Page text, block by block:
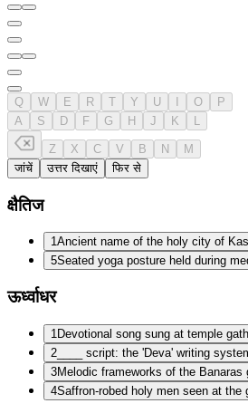
Q W E R T Y U O
P
A
S D F G H J K
Z X C V B N
M
जांचें
उत्तर दिखाएं फिर से
क्षैतिज
1Ancient name of the holy city of
5Seated yoga posture held during
ऊर्ध्वाधर
1 Devotional song sung at temple
2 ____ script: the 'Deva' writing
3Melodic frameworks of the Banaras
4Saffron-robed holy men seen at the